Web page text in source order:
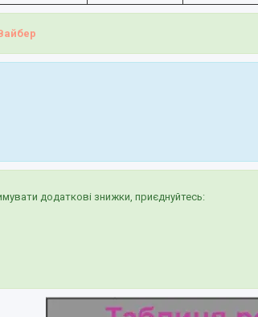
додаткові знижки, приєднуйтесь: